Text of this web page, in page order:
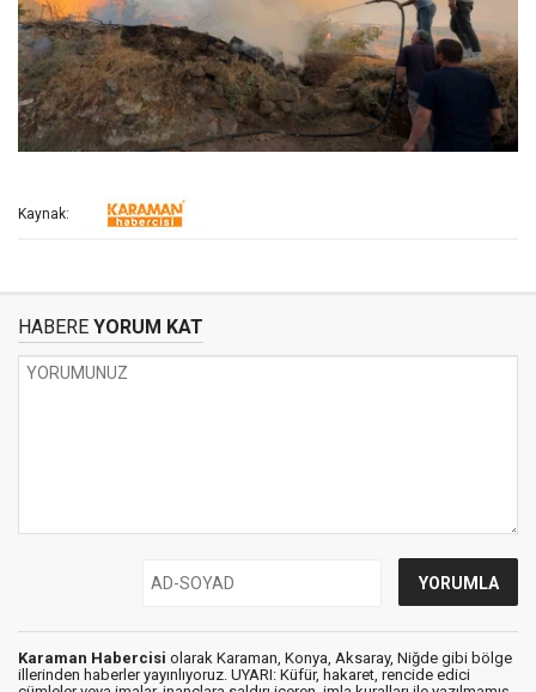
Kaynak:
HABERE YORUM KAT
Karaman Habercisi olarak Karaman, Konya, Aksaray, Niğde gibi bölge
illerinden haberler yayınlıyoruz. UYARI: Küfür, hakaret, rencide edici